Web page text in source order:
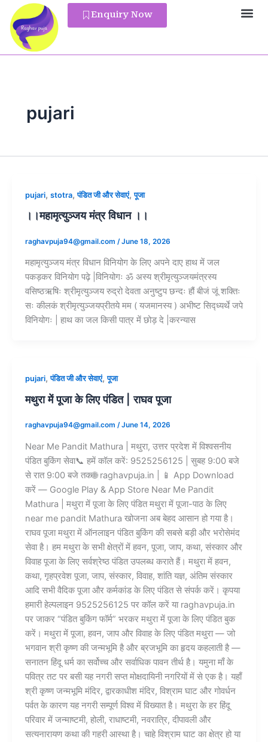
content
Enquiry Now
pujari
pujari, stotra,पंडित जी और सेवाएं,पूजा
।।महामृत्युञ्जय मंत्र विधान ।।
raghavpuja94@gmail.com /June 18, 2026
महामृत्युञ्जय मंत्र विधान विनियोग के लिए अपने दाए हाथ में जल
पकड़कर विनियोग पढ़े |विनियोगः ॐ अस्य श्रीमृत्युञ्जयमंत्रस्य
वसिष्ठऋषिः श्रीमृत्युञ्जय रुद्रो देवता अनुष्टुप छन्दः हौं बीजं जूं शक्तिः
सः कीलकं श्रीमृत्युञ्जयप्रीतये मम ( यजमानस्य ) अभीष्ट सिद्ध्यर्थे जपे
विनियोगः | हाथ का जल किसी पात्र में छोड़ दे |करन्यास
pujari,पंडित जी और सेवाएं,पूजा
मथुरा में पूजा के लिए पंडित | राघव पूजा
raghavpuja94@gmail.com /June 14, 2026
Near Me Pandit Mathura | मथुरा, उत्तर प्रदेश में विश्वसनीय
पंडित बुकिंग सेवा📞 हमें कॉल करें: 9525256125 | सुबह 9:00 बजे
से रात 9:00 बजे तक🌐 raghavpuja.in | 📱 App Download
करें — Google Play & App Store Near Me Pandit
Mathura | मथुरा में पूजा के लिए पंडित मथुरा में पूजा-पाठ के लिए
near me pandit Mathura खोजना अब बेहद आसान हो गया है।
राघव पूजा मथुरा में ऑनलाइन पंडित बुकिंग की सबसे बड़ी और भरोसेमंद
सेवा है। हम मथुरा के सभी क्षेत्रों में हवन, पूजा, जाप, कथा, संस्कार और
विवाह पूजा के लिए सर्वश्रेष्ठ पंडित उपलब्ध कराते हैं। मथुरा में हवन,
कथा, गृहप्रवेश पूजा, जाप, संस्कार, विवाह, शांति यज्ञ, अंतिम संस्कार
आदि सभी वैदिक पूजा और कर्मकांड के लिए पंडित से संपर्क करें। कृपया
हमारी हेल्पलाइन 9525256125 पर कॉल करें या raghavpuja.in
पर जाकर “पंडित बुकिंग फॉर्म” भरकर मथुरा में पूजा के लिए पंडित बुक
करें। मथुरा में पूजा, हवन, जाप और विवाह के लिए पंडित मथुरा — जो
भगवान श्री कृष्ण की जन्मभूमि है और ब्रजभूमि का हृदय कहलाती है —
सनातन हिंदू धर्म का सर्वोच्च और सर्वाधिक पावन तीर्थ है। यमुना माँ के
पवित्र तट पर बसी यह नगरी सप्त मोक्षदायिनी नगरियों में से एक है। यहाँ
श्री कृष्ण जन्मभूमि मंदिर, द्वारकाधीश मंदिर, विश्राम घाट और गोवर्धन
पर्वत के कारण यह नगरी सम्पूर्ण विश्व में विख्यात है। मथुरा के हर हिंदू
परिवार में जन्माष्टमी, होली, राधाष्टमी, नवरात्रि, दीपावली और
सत्यनारायण कथा की गहरी आस्था है। चाहे विश्राम घाट का क्षेत्र हो या